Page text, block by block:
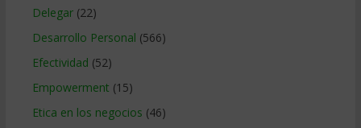
Delegar(22)
Desarrollo Personal (566)
Efectividad (52)
Empowerment (15)
Etica en los negocios (46)